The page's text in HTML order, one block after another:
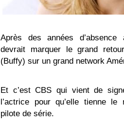
Après des années
devrait marquer le grand
(Buffy) sur un grand network
Et c’est CBS qui vient de
l’actrice pour qu’elle tienne le
pilote de série.